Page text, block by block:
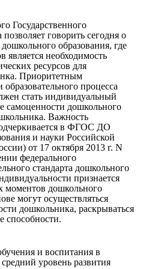
Государственного
говорить сегодня о
образования, где
необходимость
ресурсов для
Приоритетным
процесса
стать индивидуальный
самоценности дошкольного
Важность
в ФГОС ДО
и науки Российской
от 17 октября 2013 г. N
федерального
стандарта дошкольного
признается
моментов дошкольного
могут осуществляться
дошкольника, раскрываться
способности.
и воспитания в
уровень развития